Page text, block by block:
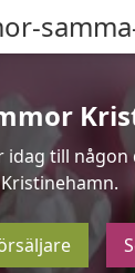
idag till någon
Kristinehamn.